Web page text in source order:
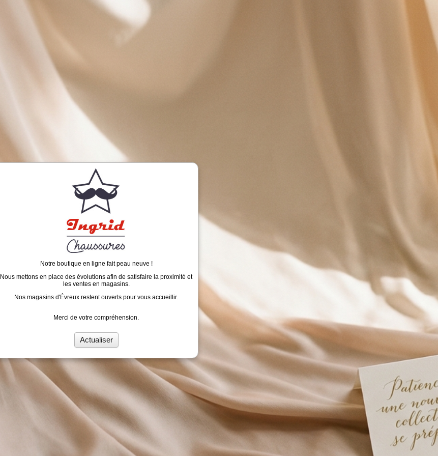
Notre boutique en ligne fait peau neuve !
Nous mettons en place des évolutions afin de satisfaire la proximité et
les ventes en magasins.
Nos magasins d'Évreux restent ouverts pour vous accueillir.
Merci de votre compréhension.
Actualiser